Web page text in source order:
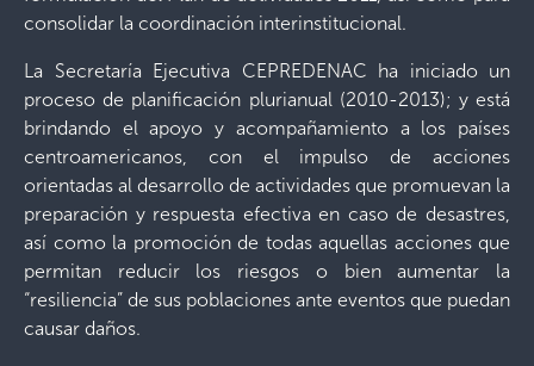
consolidar la coordinación interinstitucional.
La Secretaría Ejecutiva CEPREDENAC ha iniciado un
proceso de planificación plurianual (2010-2013); y está
brindando el apoyo y acompañamiento a los países
centroamericanos, con el impulso de acciones
orientadas al desarrollo de actividades que promuevan la
preparación y respuesta efectiva en caso de desastres,
así como la promoción de todas aquellas acciones que
permitan reducir los riesgos o bien aumentar la
“resiliencia” de sus poblaciones ante eventos que puedan
causar daños.